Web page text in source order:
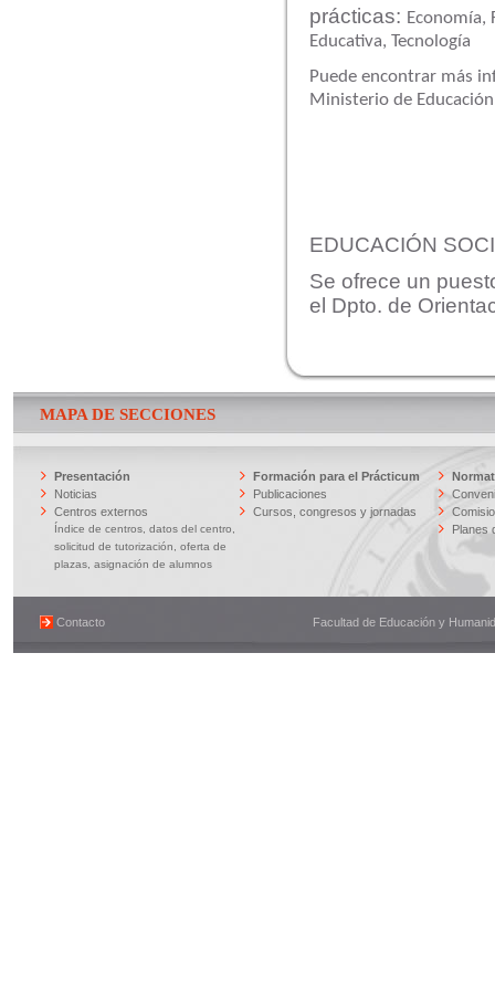
prácticas: Economía,
Educativa, Tecnología
Puede encontrar más
Ministerio de
EDUCACIÓN
Se ofrece un
el Dpto. de
MAPA DE SECCIONES
Presentación
Noticias
Centros externos
Índice de centros, datos del centro,
solicitud de tutorización, oferta de
plazas, asignación de alumnos
Formación para el Prácticum
Publicaciones
Cursos, congresos y jornadas
Planes
Contacto Facultad de Educación y